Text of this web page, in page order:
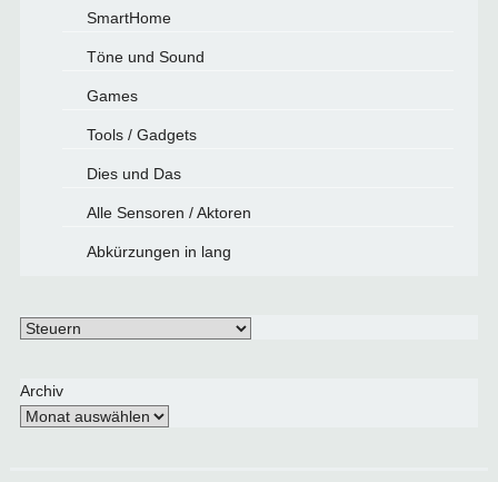
SmartHome
Töne und Sound
Games
Tools / Gadgets
Dies und Das
Alle Sensoren / Aktoren
Abkürzungen in lang
Schlagwörter
Archiv